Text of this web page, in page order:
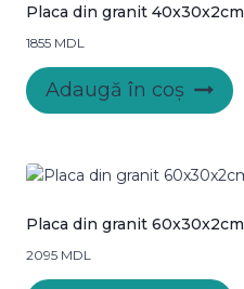
Placa din granit 40x30x2cm
1855 MDL
Adaugă în coș
Placa din granit 60x30x2cm
2095 MDL